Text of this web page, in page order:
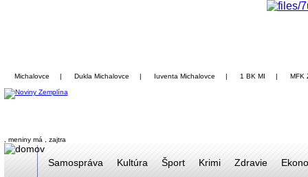
Michalovce | Dukla Michalovce | Iuventa Michalovce | 1 BK MI | MFK
, meniny má , zajtra
Samospráva Kultúra Šport Krimi Zdravie